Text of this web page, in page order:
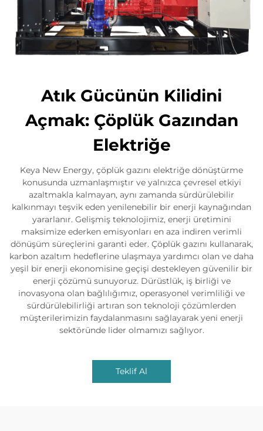
Atık Gücünün Kilidini
Açmak: Çöplük Gazından
Elektriğe
Keya New Energy, çöplük gazını elektriğe dönüştürme
konusunda uzmanlaşmıştır ve yalnızca çevresel etkiyi
azaltmakla kalmayan, aynı zamanda sürdürülebilir
kalkınmayı teşvik eden yenilenebilir bir enerji kaynağından
yararlanır. Gelişmiş teknolojimiz, enerji üretimini
maksimize ederken emisyonları en aza indiren verimli
dönüşüm süreçlerini garanti eder. Çöplük gazını kullanarak,
karbon azaltım hedeflerine ulaşmaya yardımcı olan ve daha
yeşil bir enerji ekonomisine geçişi destekleyen güvenilir bir
enerji çözümü sunuyoruz. Dürüstlük, iş birliği ve
inovasyona olan bağlılığımız, operasyonel verimliliği ve
sürdürülebilirliği artıran son teknoloji çözümlerden
müşterilerimizin faydalanmasını sağlayarak yeni enerji
sektöründe lider olmamızı sağlıyor.
Teklif Al